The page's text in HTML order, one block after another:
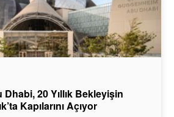
20 Yıllık Bekleyişin
Kapılarını Açıyor